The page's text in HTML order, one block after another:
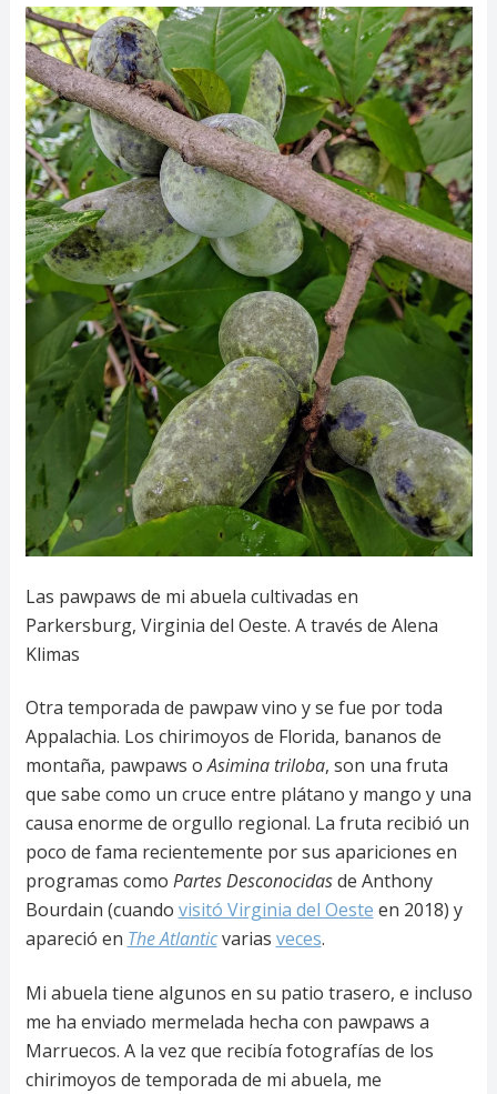
Las pawpaws de mi abuela cultivadas en
Parkersburg, Virginia del Oeste. A través de Alena
Klimas
Otra temporada de pawpaw vino y se fue por toda
Appalachia. Los chirimoyos de Florida, bananos de
montaña, pawpaws oAsimina triloba, son una fruta
que sabe como un cruce entre plátano y mango y una
causa enorme de orgullo regional. La fruta recibió un
poco de fama recientemente por sus apariciones en
programas como Partes Desconocidasde Anthony
Bourdain (cuando visitó Virginia del Oeste en 2018) y
apareció en The Atlantic varias veces.
Mi abuela tiene algunos en su patio trasero, e incluso
me ha enviado mermelada hecha con pawpaws a
Marruecos. A la vez que recibía fotografías de los
chirimoyos de temporada de mi abuela, me